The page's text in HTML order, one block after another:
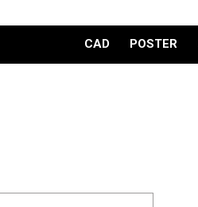
CAD POSTER